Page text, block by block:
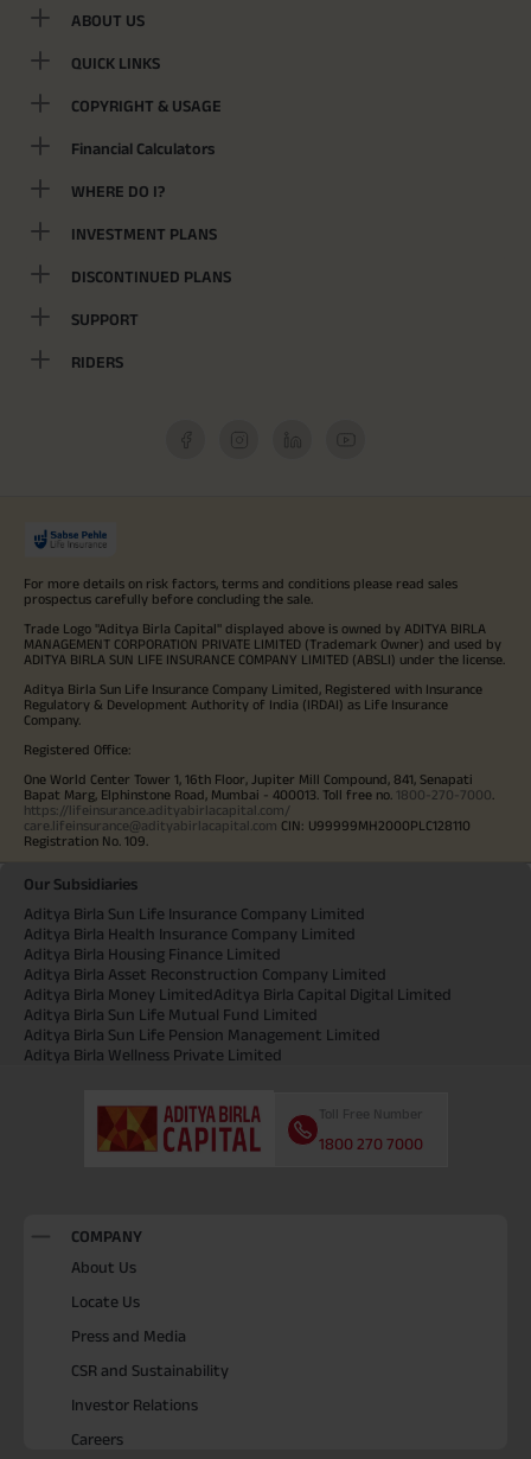
ABOUT US
QUICK LINKS
COPYRIGHT & USAGE
Financial Calculators
WHERE DO I?
INVESTMENT PLANS
DISCONTINUED PLANS
SUPPORT
RIDERS
For more details on risk factors, terms and conditions please read sales
prospectus carefully before concluding the sale.
Trade Logo "Aditya Birla Capital" displayed above is owned by ADITYA BIRLA
MANAGEMENT CORPORATION PRIVATE LIMITED (Trademark Owner) and used by
ADITYA BIRLA SUN LIFE INSURANCE COMPANY LIMITED (ABSLI) under the license.
Aditya Birla Sun Life Insurance Company Limited, Registered with Insurance
Regulatory & Development Authority of India (IRDAI) as Life Insurance
Company.
Registered Office:
One World Center Tower 1, 16th Floor, Jupiter Mill Compound, 841, Senapati
Bapat Marg, Elphinstone Road, Mumbai - 400013. Toll free no. 1800-270-7000
https://lifeinsurance.adityabirlacapital.com/
care.lifeinsurance@adityabirlacapital.com CIN: U99999MH2000PLC128110
Registration No. 109.
Our Subsidiaries
Aditya Birla Sun Life Insurance Company Limited
Aditya Birla Health Insurance Company Limited
Aditya Birla Housing Finance Limited
Aditya Birla Asset Reconstruction Company Limited
Aditya Birla Money LimitedAditya Birla Capital Digital Limited
Aditya Birla Sun Life Mutual Fund Limited
Aditya Birla Sun Life Pension Management Limited
Aditya Birla Wellness Private Limited
Toll Free Number
1800 270 7000
COMPANY
About Us
Locate Us
Press and Media
CSR and Sustainability
Investor Relations
Careers